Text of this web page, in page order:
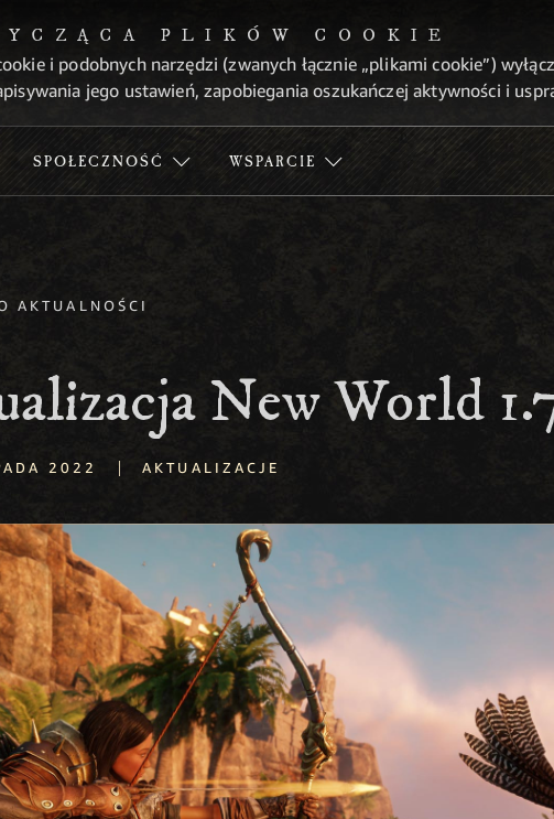
PLIKÓW COOKIE
i podobnych narzędzi (zwanych łącznie „plikami cookie”)
jego ustawień, zapobiegania oszukańczej aktywności i
SPOŁECZNOŚĆ WSPARCIE
AKTUALNOŚCI
New World
2022 | AKTUALIZACJE